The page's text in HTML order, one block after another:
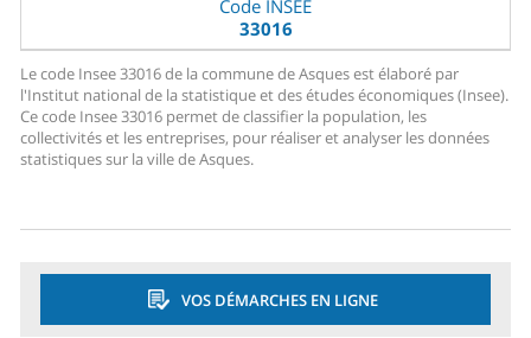
Code INSEE
33016
Le code Insee 33016 de la commune de Asques est élaboré par
l'Institut national de la statistique et des études économiques (Insee).
Ce code Insee 33016 permet de classifier la population, les
collectivités et les entreprises, pour réaliser et analyser les données
statistiques sur la ville de Asques.
VOS DÉMARCHES EN LIGNE